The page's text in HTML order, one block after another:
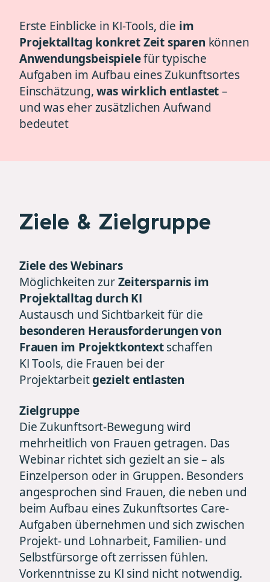
Erste Einblicke in KI-Tools, die im
Projektalltag konkret Zeit sparen können
Anwendungsbeispielefür typische
Aufgaben im Aufbau eines Zukunftsortes
Einschätzung,was wirklich entlastet–
und was eher zusätzlichen Aufwand
bedeutet
Ziele & Zielgruppe
Ziele des Webinars
Möglichkeiten zurZeitersparnis im
Projektalltag durch KI
Austausch und Sichtbarkeit für die
besonderen Herausforderungen von
Frauen im Projektkontextschaffen
KI Tools, die Frauen bei der
Projektarbeitgezielt entlasten
Zielgruppe
Die Zukunftsort-Bewegung wird
mehrheitlich von Frauen getragen. Das
Webinar richtet sich gezielt an sie – als
Einzelperson oder in Gruppen. Besonders
angesprochen sind Frauen, die neben und
beim Aufbau eines Zukunftsortes Care-
Aufgaben übernehmen und sich zwischen
Projekt- und Lohnarbeit, Familien- und
Selbstfürsorge oft zerrissen fühlen.
Vorkenntnisse zu KI sind nicht notwendig.